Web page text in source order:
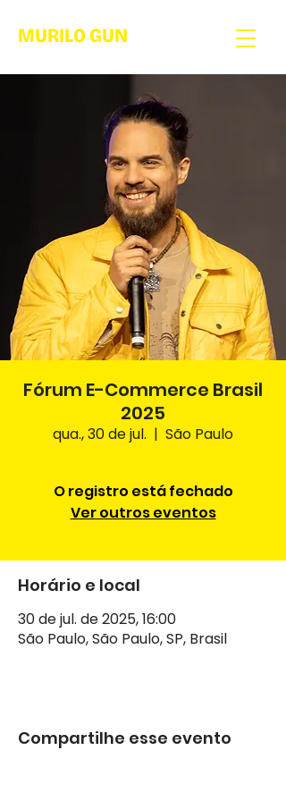
MURILO GUN
Fórum E-Commerce Brasil
2025
qua., 30 de jul.
  |
São Paulo
O registro está fechado
Ver outros eventos
Horário e local
30 de jul. de 2025, 16:00
São Paulo, São Paulo, SP, Brasil
Compartilhe esse evento